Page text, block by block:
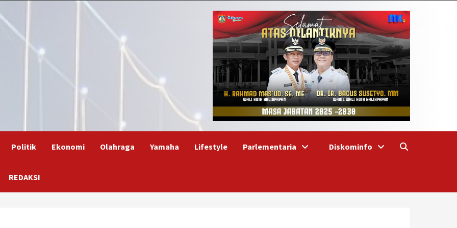
Politik Ekonomi Olahraga Yamaha Lifestyle Parlementaria Diskominfo
REDAKSI